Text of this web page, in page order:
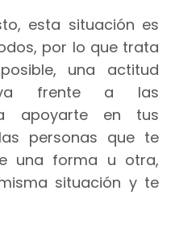
esta situación es
por lo que trata
una actitud
frente a las
apoyarte en tus
personas que te
una forma u otra,
situación y te